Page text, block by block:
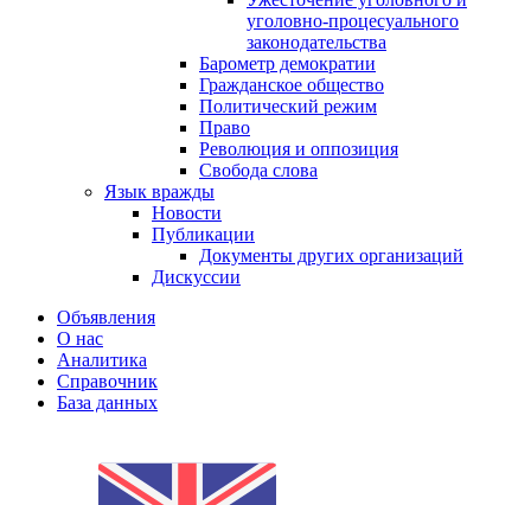
уголовно-процесуального
законодательства
Барометр демократии
Гражданское общество
Политический режим
Право
Революция и оппозиция
Свобода слова
Язык вражды
Новости
Публикации
Документы других организаций
Дискуссии
Объявления
О нас
Аналитика
Справочник
База данных